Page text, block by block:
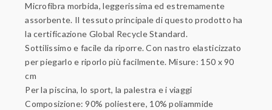
Microfibra morbida, leggerissima ed estremamente
assorbente. Il tessuto principale di questo prodotto ha
la certificazione Global Recycle Standard.
Sottilissimo e facile da riporre. Con nastro elasticizzato
per piegarlo e riporlo più facilmente. Misure: 150 x 90
cm
Per la piscina, lo sport, la palestra e i viaggi
Composizione: 90% poliestere, 10% poliammide